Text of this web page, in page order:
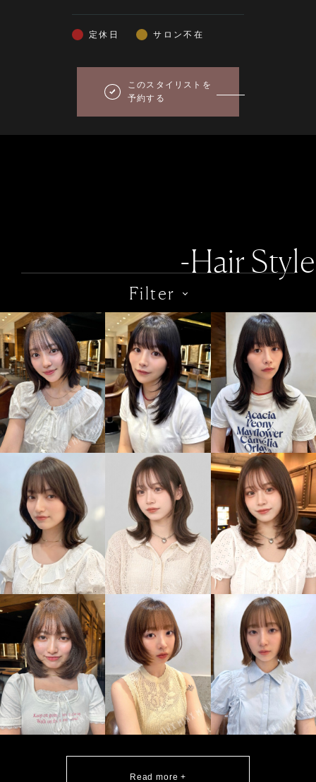
定休日 サロン不在
このスタイリストを
予約する
-Hair Style
Filter
Read more +